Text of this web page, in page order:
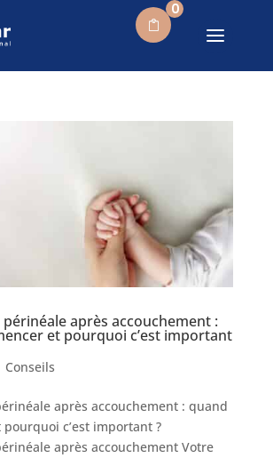
0
après accouchement :
et pourquoi c’est important
Conseils
après accouchement : quand
c’est important ?
après accouchement Votre